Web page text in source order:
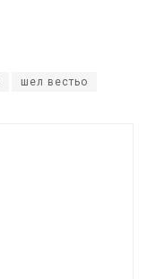
шел вестьо